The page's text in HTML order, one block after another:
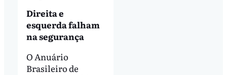
Direita e
esquerda falham
na segurança
O Anuário
Brasileiro de